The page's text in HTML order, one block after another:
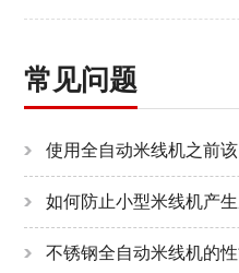
间，热量均匀渗透，确保米浆...
常见问题
使用全自动米线机之前
如何防止小型米线机产生
不锈钢全自动米线机的